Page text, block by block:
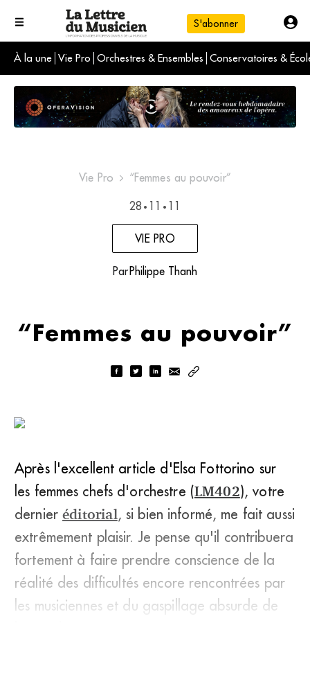
S'abonner
À la une Vie Pro Orchestres & Ensembles Conservatoires &
L'info du jour
Le numéro du mois
International
Vie Pro “Femmes au pouvoir”
28 • 11 • 11
VIE PRO
Par Philippe Thanh
“Femmes au pouvoir”
Après l'excellent article d'Elsa Fottorino sur
les femmes chefs d'orchestre (LM402), votre
dernieréditorial, si bien informé, me fait aussi
extrêmement plaisir. Je pense qu'il contribuera
fortement à faire prendre conscience de la
réalité des difficultés encore rencontrées par
les musiciennes et du gaspillage absurde de